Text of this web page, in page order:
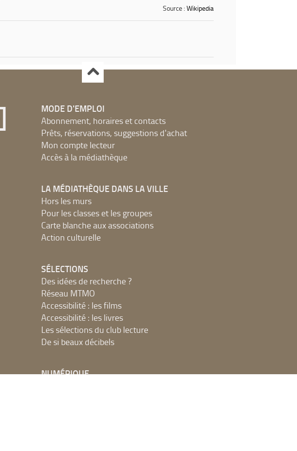
Source : Wikipedia
MODE D'EMPLOI
Abonnement, horaires et contacts
Prêts, réservations, suggestions d'achat
Mon compte lecteur
Accès à la médiathèque
LA MÉDIATHÈQUE DANS LA VILLE
Hors les murs
Pour les classes et les groupes
Carte blanche aux associations
Action culturelle
SÉLECTIONS
Des idées de recherche ?
Réseau MTMO
Accessibilité : les films
Accessibilité : les livres
Les sélections du club lecture
De si beaux décibels
NUMÉRIQUE